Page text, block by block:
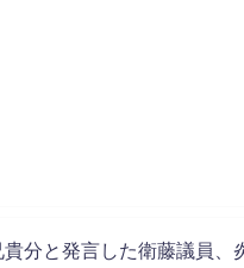
貴分と発言した衛藤議員、